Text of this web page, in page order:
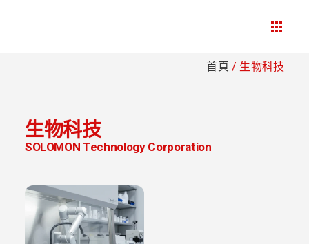
首頁 / 生物科技
生物科技
SOLOMON Technology Corporation